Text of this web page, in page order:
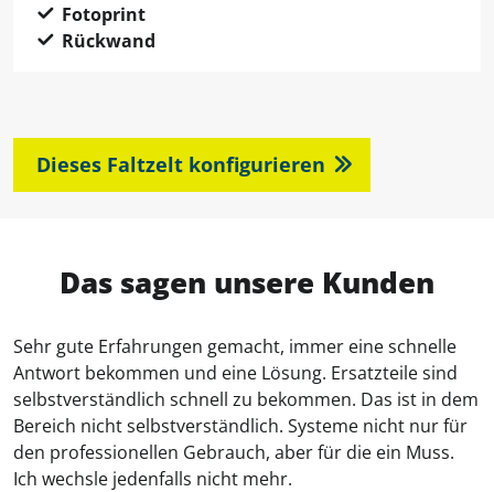
Fotoprint
Rückwand
Dieses Faltzelt konfigurieren
Das sagen unsere Kunden
Sehr gute Erfahrungen gemacht, immer eine schnelle
Antwort bekommen und eine Lösung. Ersatzteile sind
selbstverständlich schnell zu bekommen. Das ist in dem
Bereich nicht selbstverständlich. Systeme nicht nur für
den professionellen Gebrauch, aber für die ein Muss.
Ich wechsle jedenfalls nicht mehr.